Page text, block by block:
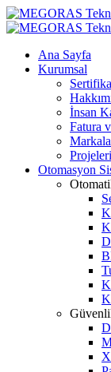
Skip
to
Ana Sayfa
Kurumsal
İnsan
Fatura
Otomasyon